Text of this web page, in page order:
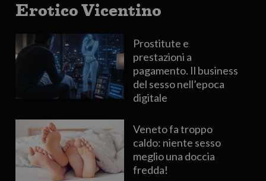
Erotico Vicentino
Prostitute e
prestazioni a
pagamento. Il business
del sesso nell’epoca
digitale
Veneto fa troppo
caldo: niente sesso
meglio una doccia
fredda!